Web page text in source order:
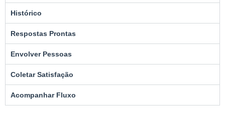
Histórico
Respostas Prontas
Envolver Pessoas
Coletar Satisfação
Acompanhar Fluxo